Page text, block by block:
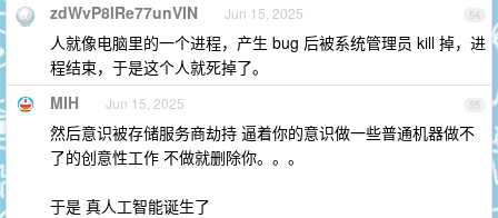
54
zdWvP8lRe77unVIN Jun 15, 2025
人就像电脑里的一个进程，产生 bug 后被系统管理员 kill 掉，进
程结束，于是这个人就死掉了。
55
MIH Jun 15, 2025
然后意识被存储服务商劫持 逼着你的意识做一些普通机器做不
了的创意性工作 不做就删除你。。。
于是 真人工智能诞生了